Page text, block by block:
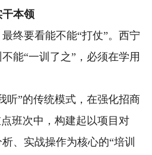
本领
要看能不能“打仗”。西宁
能“一训了之”，必须在学用
”的传统模式，在强化招商
班次中，构建起以项目对
、实战操作为核心的“培训